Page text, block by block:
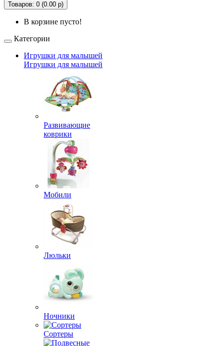
Товаров: 0 (0.00 р)
В корзине пусто!
Категории
Игрушки для малышей
Игрушки для малышей
Развивающие
коврики
Мобили
Люльки
Ночники
Сортеры